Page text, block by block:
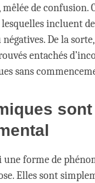
de confusion.
incluent
De la
entachés
sans
sont
forme de
Elles sont